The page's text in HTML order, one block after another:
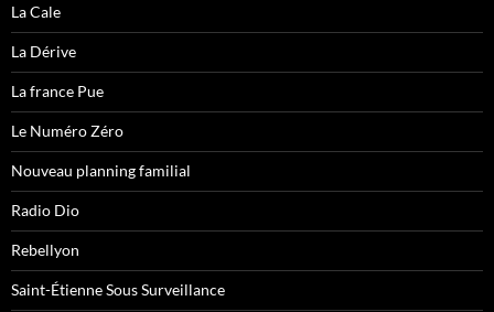
La Cale
La Dérive
La france Pue
Le Numéro Zéro
Nouveau planning familial
Radio Dio
Rebellyon
Saint-Étienne Sous Surveillance